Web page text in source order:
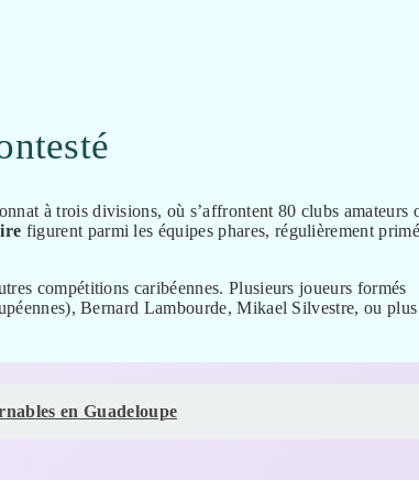
à trois divisions, où s’affrontent 80 clubs amateurs
figurent parmi les équipes phares, régulièrement
compétitions caribéennes. Plusieurs joueurs formés
Bernard Lambourde, Mikael Silvestre, ou plus
en Guadeloupe